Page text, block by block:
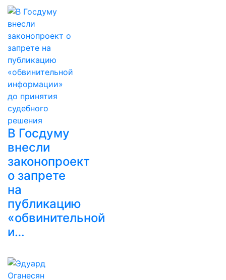
В Госдуму
внесли
законопроект
о запрете
на
публикацию
«обвинительной
и…